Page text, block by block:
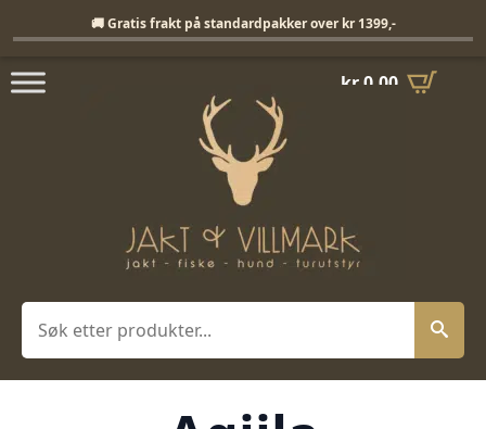
kr0,00
Søk
🚚 Gratis frakt på standardpakker over kr 1399,-